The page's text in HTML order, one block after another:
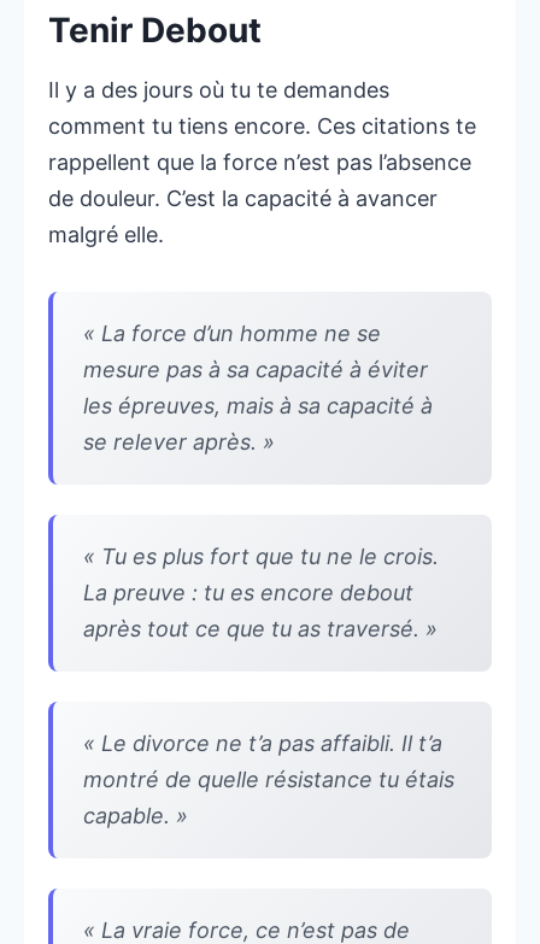
Tenir Debout
Il y a des jours où tu te demandes
comment tu tiens encore. Ces citations te
rappellent que la force n’est pas l’absence
de douleur. C’est la capacité à avancer
malgré elle.
« La force d’un homme ne se
mesure pas à sa capacité à éviter
les épreuves, mais à sa capacité à
se relever après. »
« Tu es plus fort que tu ne le crois.
La preuve : tu es encore debout
après tout ce que tu as traversé. »
« Le divorce ne t’a pas affaibli. Il t’a
montré de quelle résistance tu étais
capable. »
« La vraie force, ce n’est pas de